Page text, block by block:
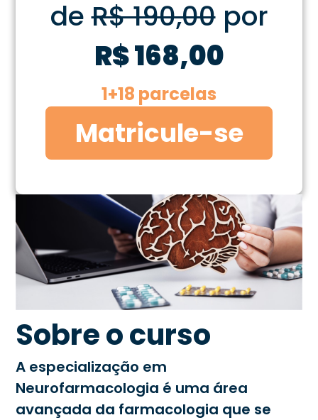
Sobre o curso
A especialização em
Neurofarmacologia é uma área
avançada da farmacologia que se
deR$ 190,00por
R$ 168,00
1+18 parcelas
Matricule-se